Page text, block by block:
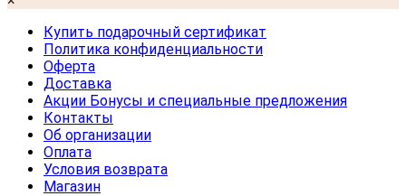
Купить подарочный сертификат
Политика конфиденциальности
Оферта
Доставка
Акции Бонусы и специальные предложения
Контакты
Об организации
Оплата
Условия возврата
Магазин